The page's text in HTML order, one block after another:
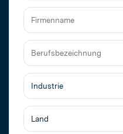
Geschäftliche
E-
Mail
Firmenname
Berufsbezeichnung